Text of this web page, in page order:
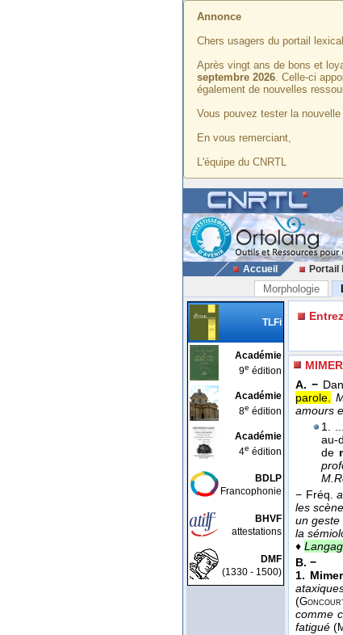
Annonce
Chers usagers du portail
Après vingt ans de bons et
septembre 2026. Celle-ci
également de nouvelles
Vous pouvez tester la
En vous remerciant,
L'équipe du CNRTL
Accueil Portail
Morphologie
TLFi
Académie
9e édition
Académie
8e édition
Académie
4e édition
BDLP
Francophonie
BHVF
attestations
DMF
(1330 - 1500)
MIMER
A. −
parole.
amours
1.
au-
de
− Fréq.
les
un
la
♦
B. −
1. Mimer
(
comme
fatigué (